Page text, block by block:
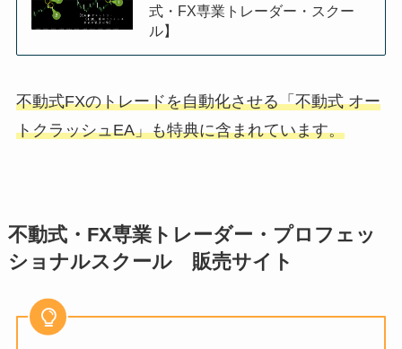
式・FX専業トレーダー・スクー
ル】
不動式FXのトレードを自動化させる「不動式 オー
トクラッシュEA」も特典に含まれています。
不動式・FX専業トレーダー・プロフェッ
ショナルスクール 販売サイト